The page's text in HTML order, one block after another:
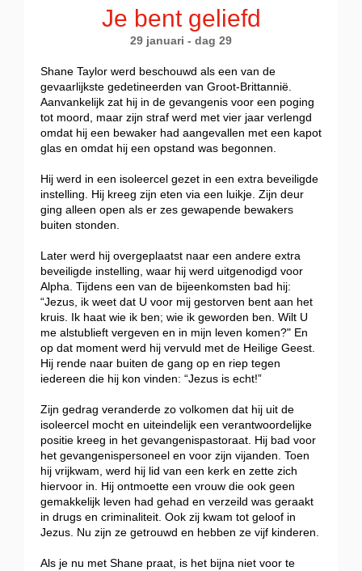
Je bent geliefd
29 januari - dag 29
Shane Taylor werd beschouwd als een van de
gevaarlijkste gedetineerden van Groot-Brittannië.
Aanvankelijk zat hij in de gevangenis voor een poging
tot moord, maar zijn straf werd met vier jaar verlengd
omdat hij een bewaker had aangevallen met een kapot
glas en omdat hij een opstand was begonnen.
Hij werd in een isoleercel gezet in een extra beveiligde
instelling. Hij kreeg zijn eten via een luikje. Zijn deur
ging alleen open als er zes gewapende bewakers
buiten stonden.
Later werd hij overgeplaatst naar een andere extra
beveiligde instelling, waar hij werd uitgenodigd voor
Alpha. Tijdens een van de bijeenkomsten bad hij:
“Jezus, ik weet dat U voor mij gestorven bent aan het
kruis. Ik haat wie ik ben; wie ik geworden ben. Wilt U
me alstublieft vergeven en in mijn leven komen?" En
op dat moment werd hij vervuld met de Heilige Geest.
Hij rende naar buiten de gang op en riep tegen
iedereen die hij kon vinden: “Jezus is echt!”
Zijn gedrag veranderde zo volkomen dat hij uit de
isoleercel mocht en uiteindelijk een verantwoordelijke
positie kreeg in het gevangenispastoraat. Hij bad voor
het gevangenispersoneel en voor zijn vijanden. Toen
hij vrijkwam, werd hij lid van een kerk en zette zich
hiervoor in. Hij ontmoette een vrouw die ook geen
gemakkelijk leven had gehad en verzeild was geraakt
in drugs en criminaliteit. Ook zij kwam tot geloof in
Jezus. Nu zijn ze getrouwd en hebben ze vijf kinderen.
Als je nu met Shane praat, is het bijna niet voor te